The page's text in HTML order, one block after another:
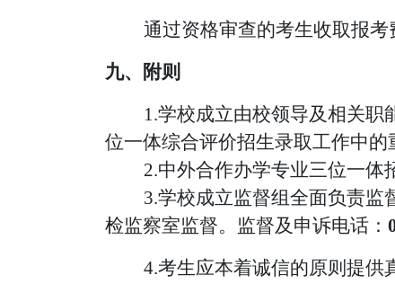
通过资格审查的考生收取报考
九、附则
1.学校成立由校领导及相关
位一体综合评价招生录取工作中的
2.中外合作办学专业三位一体
3.学校成立监督组全面负责监
检监察室监督。监督及申诉电话：
4.考生应本着诚信的原则提供